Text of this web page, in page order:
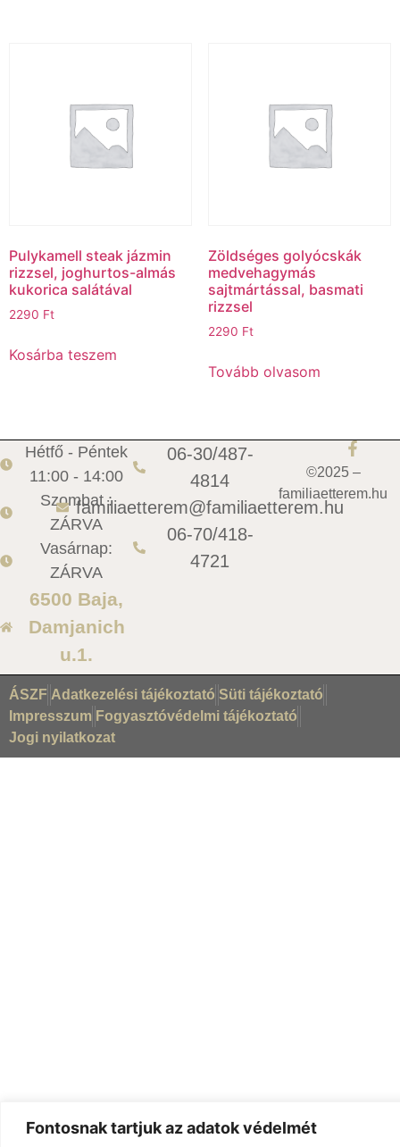
Fontosnak tartjuk az adatok védelmét
Pulykamell steak jázmin
rizzsel, joghurtos-almás
kukorica salátával
2290 Ft
Kosárba teszem
Zöldséges golyócskák
medvehagymás
sajtmártással, basmati
rizzsel
2290 Ft
Tovább olvasom
Hétfő - Péntek
11:00 - 14:00
Szombat :
ZÁRVA
Vasárnap:
ZÁRVA
6500 Baja,
Damjanich
u.1.
06-30/487-
4814
familiaetterem@familiaetterem.hu
06-70/418-
4721
©2025 –
familiaetterem.hu
ÁSZF Adatkezelési tájékoztató Süti tájékoztató
Impresszum Fogyasztóvédelmi tájékoztató
Jogi nyilatkozat